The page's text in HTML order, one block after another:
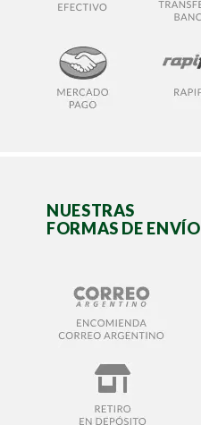
NUESTRAS
FORMAS DE ENVÍO